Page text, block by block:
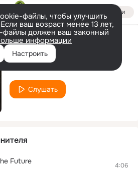
Войти
файлы, чтобы улучшить
ваш возраст менее 13 лет,
файлы должен ваш законный
информации
Настроить
Blossoming May
Слушать
Future 4:06